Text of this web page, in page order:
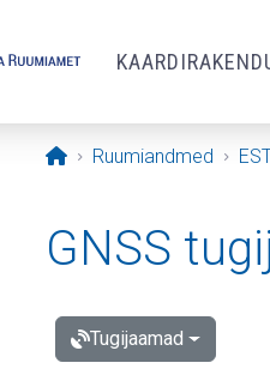
Avaleht
Ruumiandmed
GNSS
Tugijaamad